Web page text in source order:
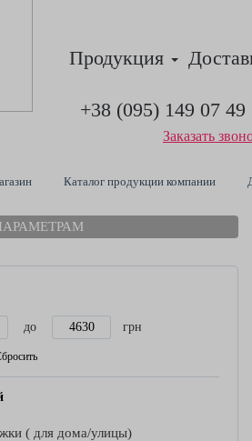
Продукция
+38 (095) 149 07 49
Заказать
Каталог продукции компании
до грн
( для дома/улицы)